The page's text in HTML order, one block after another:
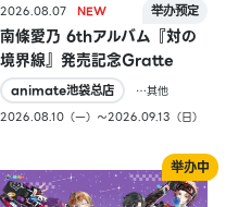
2026.08.07
南條愛乃 6thアルバム『対の
境界線』発売記念Gratte
animate池袋总店
…其他
2026.08.10（一）〜2026.09.13（日）